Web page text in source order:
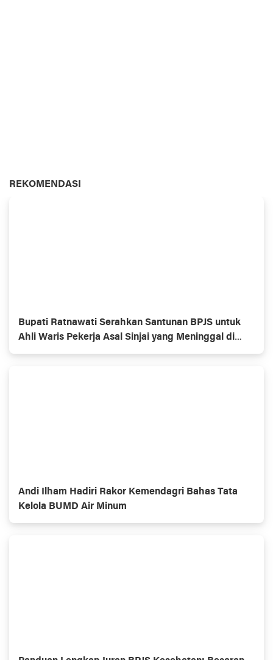
REKOMENDASI
Bupati Ratnawati Serahkan Santunan BPJS untuk
Ahli Waris Pekerja Asal Sinjai yang Meninggal di
Morowali
Andi Ilham Hadiri Rakor Kemendagri Bahas Tata
Kelola BUMD Air Minum